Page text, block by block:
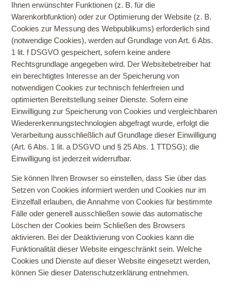
Ihnen erwünschter Funktionen (z. B. für die
Warenkorbfunktion) oder zur Optimierung der Website (z. B.
Cookies zur Messung des Webpublikums) erforderlich sind
(notwendige Cookies), werden auf Grundlage von Art. 6 Abs.
1 lit. f DSGVO gespeichert, sofern keine andere
Rechtsgrundlage angegeben wird. Der Websitebetreiber hat
ein berechtigtes Interesse an der Speicherung von
notwendigen Cookies zur technisch fehlerfreien und
optimierten Bereitstellung seiner Dienste. Sofern eine
Einwilligung zur Speicherung von Cookies und vergleichbaren
Wiedererkennungstechnologien abgefragt wurde, erfolgt die
Verarbeitung ausschließlich auf Grundlage dieser Einwilligung
(Art. 6 Abs. 1 lit. a DSGVO und § 25 Abs. 1 TTDSG); die
Einwilligung ist jederzeit widerrufbar.
Sie können Ihren Browser so einstellen, dass Sie über das
Setzen von Cookies informiert werden und Cookies nur im
Einzelfall erlauben, die Annahme von Cookies für bestimmte
Fälle oder generell ausschließen sowie das automatische
Löschen der Cookies beim Schließen des Browsers
aktivieren. Bei der Deaktivierung von Cookies kann die
Funktionalität dieser Website eingeschränkt sein.Welche
Cookies und Dienste auf dieser Website eingesetzt werden,
können Sie dieser Datenschutzerklärung entnehmen.